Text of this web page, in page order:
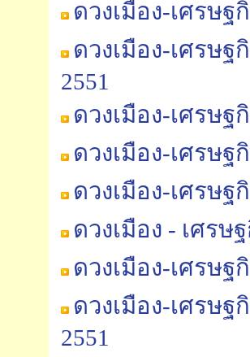
ดวงเมือง-เศรษ
ดวงเมือง-เศรษ
2551
ดวงเมือง-เศรษ
ดวงเมือง-เศรษ
ดวงเมือง-เศรษ
ดวงเมือง - เศร
ดวงเมือง-เศรษ
ดวงเมือง-เศรษ
2551